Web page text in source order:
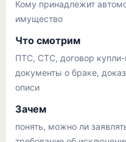
Кому принадлежит
имущество
Что смотрим
ПТС, СТС, договор
документы о браке,
описи
Зачем
понять, можно ли